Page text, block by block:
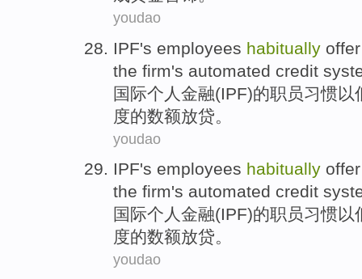
youdao
IPF's employees habitually
the firm's automated credit
国际个人金融(IPF)的职员习惯以
度的数额放贷。
youdao
IPF's employees habitually
the firm's automated credit
国际个人金融(IPF)的职员习惯以
度的数额放贷。
youdao